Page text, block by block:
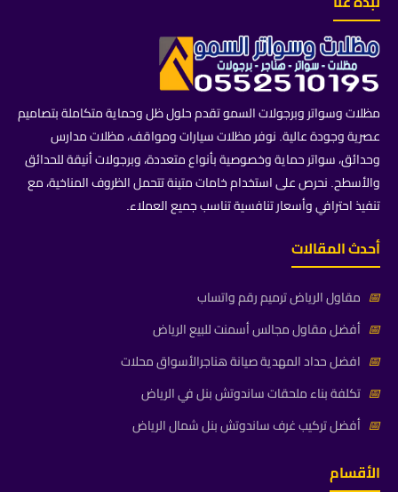
مظلات وسواتر وبرجولات السمو تقدم حلول ظل وحماية متكاملة بتصاميم
عصرية وجودة عالية. نوفر مظلات سيارات ومواقف، مظلات مدارس
وحدائق، سواتر حماية وخصوصية بأنواع متعددة، وبرجولات أنيقة للحدائق
والأسطح. نحرص على استخدام خامات متينة تتحمل الظروف المناخية، مع
تنفيذ احترافي وأسعار تنافسية تناسب جميع العملاء.
أحدث المقالات
📅 مقاول الرياض ترميم رقم واتساب
📅 أفضل مقاول مجالس أسمنت للبيع الرياض
📅 افضل حداد المهدية صيانة هناجرالأسواق محلات
📅 تكلفة بناء ملحقات ساندوتش بنل في الرياض
📅 أفضل تركيب غرف ساندوتش بنل شمال الرياض
الأقسام